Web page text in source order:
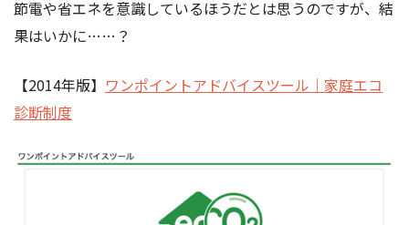
節電や省エネを意識しているほうだとは思うのですが、結
果はいかに……？
【2014年版】 ワンポイントアドバイスツール｜家庭エコ
診断制度